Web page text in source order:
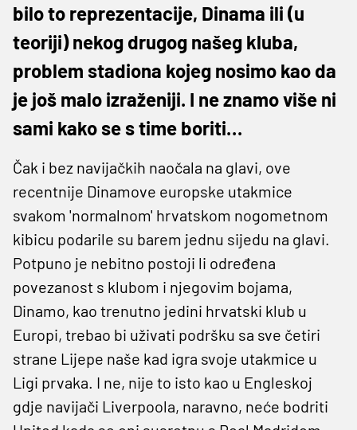
bilo to reprezentacije, Dinama ili (u
teoriji) nekog drugog našeg kluba,
problem stadiona kojeg nosimo kao da
je još malo izraženiji. I ne znamo više ni
sami kako se s time boriti…
Čak i bez navijačkih naočala na glavi, ove
recentnije Dinamove europske utakmice
svakom 'normalnom' hrvatskom nogometnom
kibicu podarile su barem jednu sijedu na glavi.
Potpuno je nebitno postoji li određena
povezanost s klubom i njegovim bojama,
Dinamo, kao trenutno jedini hrvatski klub u
Europi, trebao bi uživati podršku sa sve četiri
strane Lijepe naše kad igra svoje utakmice u
Ligi prvaka. I ne, nije to isto kao u Engleskoj
gdje navijači Liverpoola, naravno, neće bodriti